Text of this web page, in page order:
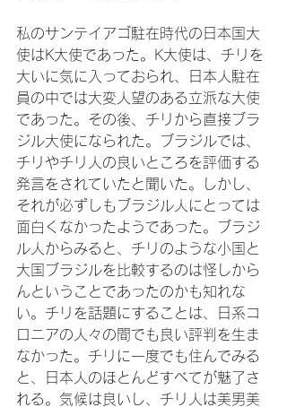
私のサンテイアゴ駐在時代の日本国大
使はK大使であった。K大使は、チリを
大いに気に入っておられ、日本人駐在
員の中では大変人望のある立派な大使
であった。その後、チリから直接ブラ
ジル大使になられた。ブラジルでは、
チリやチリ人の良いところを評価する
発言をされていたと聞いた。しかし、
それが必ずしもブラジル人にとっては
面白くなかったようであった。ブラジ
ル人からみると、チリのような小国と
大国ブラジルを比較するのは怪しから
んということであったのかも知れな
い。チリを話題にすることは、日系コ
ロニアの人々の間でも良い評判を生ま
なかった。チリに一度でも住んでみる
と、日本人のほとんどすべてが魅了さ
れる。気候は良いし、チリ人は美男美